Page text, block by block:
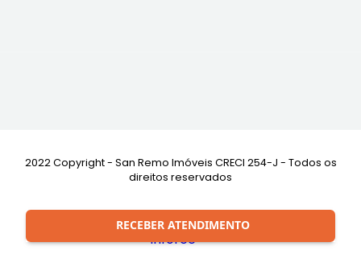
RECEBER ATENDIMENTO
2022 Copyright - San Remo Imóveis CRECI 254-J - Todos os
direitos reservados